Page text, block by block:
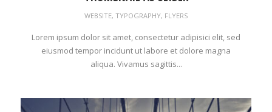
WEBSITE, TYPOGRAPHY, FLYERS
Lorem ipsum dolor sit amet, consectetur adipisici elit, sed
eiusmod tempor incidunt ut labore et dolore magna
aliqua. Vivamus sagittis...